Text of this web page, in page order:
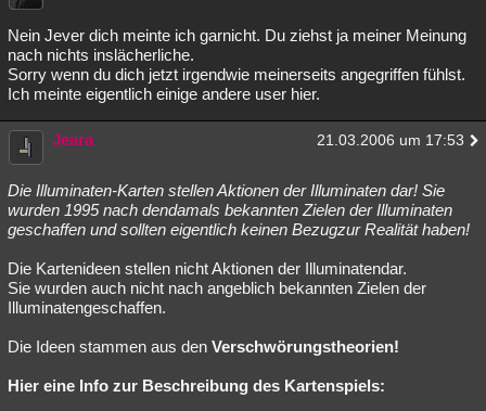
Nein Jever dich meinte ich garnicht. Du ziehst ja meiner Meinung
nach nichts inslächerliche.
Sorry wenn du dich jetzt irgendwie meinerseits angegriffen fühlst.
Ich meinte eigentlich einige andere user hier.
Jeara 21.03.2006 um 17:53
Die Illuminaten-Karten stellen Aktionen der Illuminaten dar! Sie
wurden 1995 nach dendamals bekannten Zielen der Illuminaten
geschaffen und sollten eigentlich keinen Bezugzur Realität haben!
Die Kartenideen stellen nicht Aktionen der Illuminatendar.
Sie wurden auch nicht nach angeblich bekannten Zielen der
Illuminatengeschaffen.
Die Ideen stammen aus den Verschwörungstheorien!
Hier eine Info zur Beschreibung des Kartenspiels: